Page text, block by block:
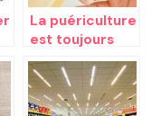
La puériculture
est toujours
utile pour
accompagner
les bébés